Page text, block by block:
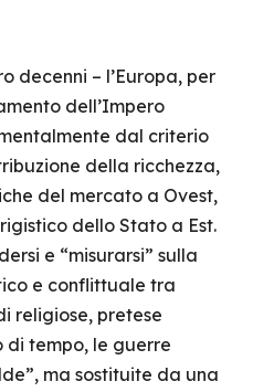
decenni – l’Europa, per
dell’Impero
dal criterio
della ricchezza,
del mercato a Ovest,
dello Stato a Est.
e “misurarsi” sulla
e conflittuale tra
religiose, pretese
di tempo, le guerre
ma sostituite da una